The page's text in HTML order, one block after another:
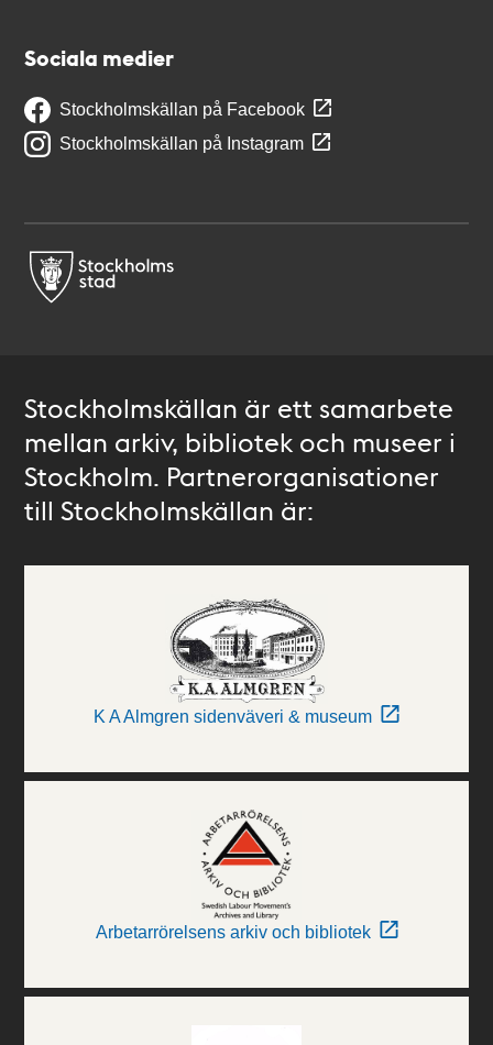
Sociala medier
Stockholmskällan på Facebook
Stockholmskällan på Instagram
Stockholmskällan är ett samarbete
mellan arkiv, bibliotek och museer i
Stockholm. Partnerorganisationer
till Stockholmskällan är:
K A Almgren sidenväveri & museum
Arbetarrörelsens arkiv och bibliotek